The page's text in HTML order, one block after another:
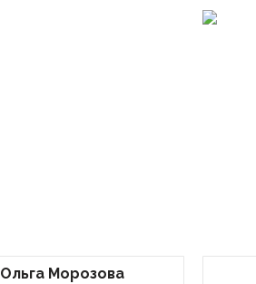
Ольга Морозова